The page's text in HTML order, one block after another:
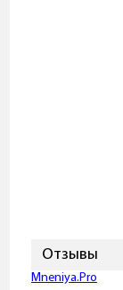
Отзывы
Mneniya.Pro